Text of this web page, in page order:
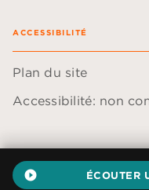
play_circle_filled ÉCOUTER
ACCESSIBILITÉ
Plan du site
Accessibilité: non
Données